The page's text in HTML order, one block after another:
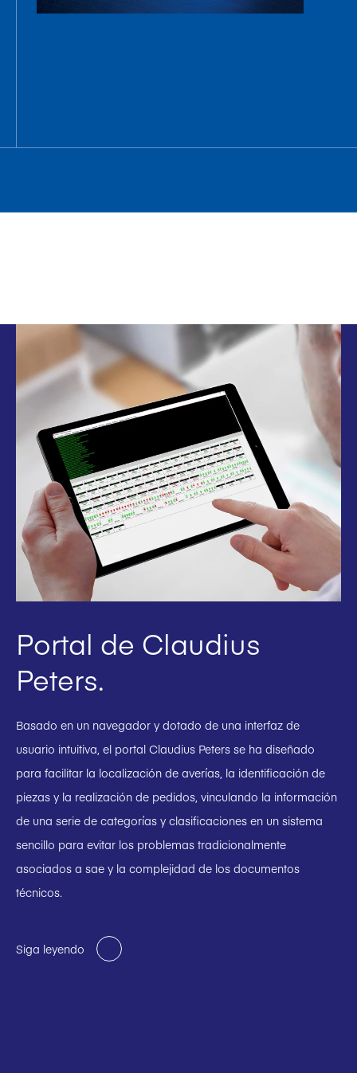
Portal de Claudius
Peters.
Basado en un navegador y dotado de una interfaz de
usuario intuitiva, el portal Claudius Peters se ha diseñado
para facilitar la localización de averías, la identificación de
piezas y la realización de pedidos, vinculando la información
de una serie de categorías y clasificaciones en un sistema
sencillo para evitar los problemas tradicionalmente
asociados a sae y la complejidad de los documentos
técnicos.
Siga leyendo